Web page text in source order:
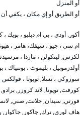
أو المنزل
أو الطريق أو إي مكان ، يكفي أن
أكور. أودي ، بي ام دبليو ، بويك
ام سي ، جيو ، سيفك، هامر ،
لكزس, لينكولن ، مازدا ،
أولدزموبيل ، بليموث ،
سوزوكي ، تسلا, تويوتا ،
كورفت, تويوتا, لاند كروزر,
فورتي, سيدان, جلانت, صني,
هاف لوري, ترك, جاكور, جاكوار,